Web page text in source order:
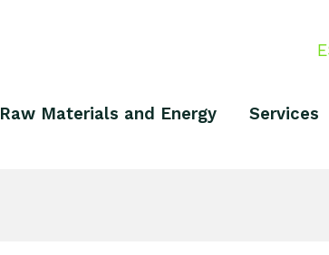
Raw Materials and Energy Services